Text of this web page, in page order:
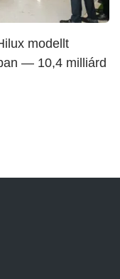
modellt
— 10,4 milliárd